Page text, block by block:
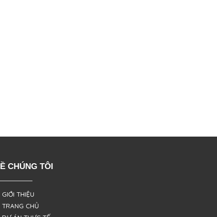
CHÚNG TÔI
THIỆU
CHỦ